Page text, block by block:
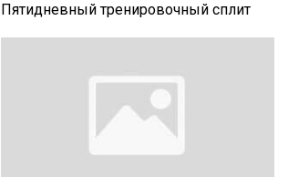
Пятидневный тренировочный сплит